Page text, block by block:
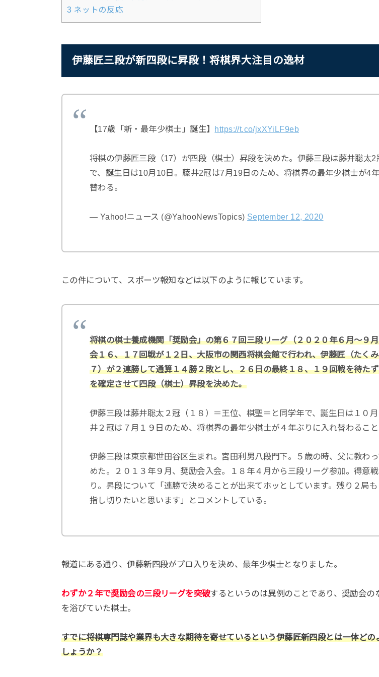
3 ネットの反応
伊藤匠三段が新四段に昇段！将棋界大注目の逸材
【17歳「新・最年少棋士」誕生】 https://t.co/jxXYiLF9eb
将棋の伊藤匠三段（17）が四段（棋士）昇段を決めた。伊藤三段は藤井聡太2
で、誕生日は10月10日。藤井2冠は7月19日のため、将棋界の最年少棋士が4
替わる。
— Yahoo!ニュース (@YahooNewsTopics) September 12, 2020
この件について、スポーツ報知などは以下のように報じています。
将棋の棋士養成機関「奨励会」の第６７回三段リーグ（２０２０年６月～９
会１６、１７回戦が１２日、大阪市の関西将棋会館で行われ、伊藤匠（たく
７）が２連勝して通算１４勝２敗とし、２６日の最終１８、１９回戦を待た
を確定させて四段（棋士）昇段を決めた。
伊藤三段は藤井聡太２冠（１８）＝王位、棋聖＝と同学年で、誕生日は１０
井２冠は７月１９日のため、将棋界の最年少棋士が４年ぶりに入れ替わること
伊藤三段は東京都世田谷区生まれ。宮田利男八段門下。５歳の時、父に教わ
めた。２０１３年９月、奨励会入会。１８年４月から三段リーグ参加。得意
り。昇段について「連勝で決めることが出来てホッとしています。残り２局
指し切りたいと思います」とコメントしている。
報道にある通り、伊藤新四段がプロ入りを決め、最年少棋士となりました。
わずか２年で奨励会の三段リーグを突破するというのは異例のことであり、奨励会の
を浴びていた棋士。
すでに将棋専門誌や業界も大きな期待を寄せているという伊藤匠新四段とは一体どの
しょうか？